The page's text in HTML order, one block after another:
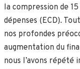
la compression de
dépenses (ECD).
nos profondes
augmentation du
nous l’avons répété